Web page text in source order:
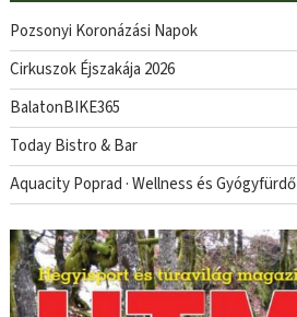
Pozsonyi Koronázási Napok
Cirkuszok Éjszakája 2026
BalatonBIKE365
Today Bistro & Bar
Aquacity Poprad · Wellness és Gyógyfürdő